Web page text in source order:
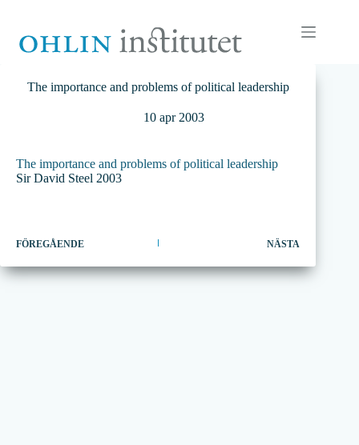
innehåll
The importance and problems of political leadership
10 apr 2003
The importance and problems of political leadership
Sir David Steel 2003
FÖREGÅENDE NÄSTA